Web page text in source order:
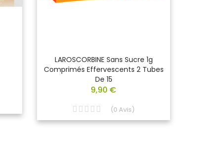
LAROSCORBINE Sans Sucre 1g
Comprimés Effervescents 2 Tubes
De 15
9,90 €
(0 Avis)